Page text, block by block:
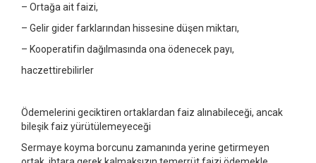
– Ortağa ait faizi,
– Gelir gider farklarından hissesine düşen miktarı,
– Kooperatifin dağılmasında ona ödenecek payı,
haczettirebilirler
Ödemelerini geciktiren ortaklardan faiz alınabileceği, ancak
bileşik faiz yürütülemeyeceği
Sermaye koyma borcunu zamanında yerine getirmeyen